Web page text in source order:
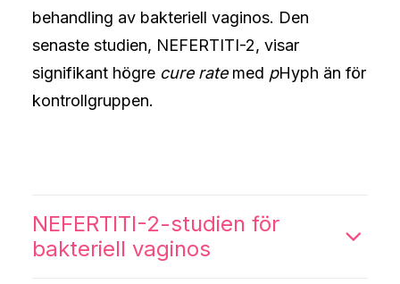
behandling av bakteriell vaginos. Den
senaste studien, NEFERTITI-2, visar
signifikant högre cure ratemed pHyph än för
kontrollgruppen.
NEFERTITI-2-studien för
bakteriell vaginos